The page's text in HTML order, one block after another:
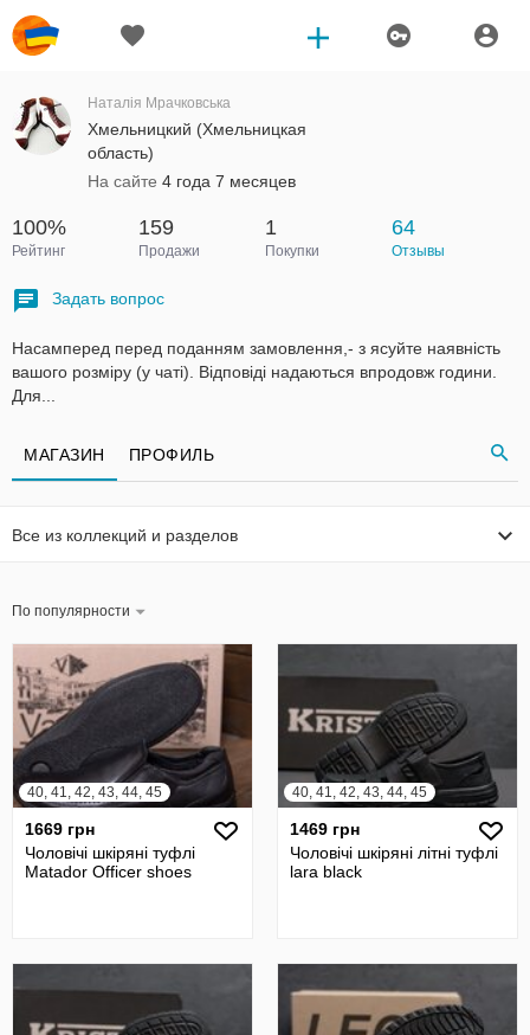
Наталія Мрачковська
Хмельницкий (Хмельницкая
область)
На сайте 4 года 7 месяцев
100%
Рейтинг
159
Продажи
1
Покупки
64
Отзывы
Задать вопрос
Насамперед перед поданням замовлення,- з ясуйте наявність
вашого розміру (у чаті). Відповіді надаються впродовж години.
Для...
МАГАЗИН ПРОФИЛЬ
Все из коллекций и разделов
По популярности
40, 41, 42, 43, 44, 45
1669 грн
Чоловічі шкіряні туфлі
Matador Officer shoes
40, 41, 42, 43, 44, 45
1469 грн
Чоловічі шкіряні літні туфлі
lara black